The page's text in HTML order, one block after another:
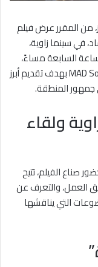
من المقرر عرض فيلم
في سينما زاوية،
في تمام الساعة السابعة مساءً،
ضمن فعاليات “سينماد” التي أطلقتها MAD Solutions بهدف تقديم أبرز
جمهور المنطقة.
ولقاء
صناع الفيلم، تتيح
العمل، والتعرف عن
التي يناقشها